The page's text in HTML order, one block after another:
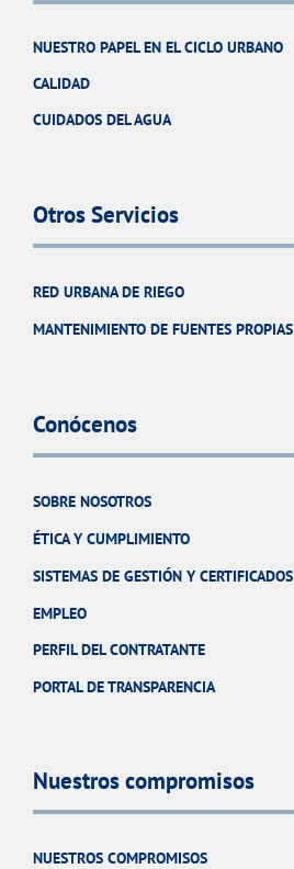
NUESTRO PAPEL EN EL CICLO URBANO
CALIDAD
CUIDADOS DEL AGUA
Otros Servicios
RED URBANA DE RIEGO
MANTENIMIENTO DE FUENTES PROPIAS
Conócenos
SOBRE NOSOTROS
ÉTICA Y CUMPLIMIENTO
SISTEMAS DE GESTIÓN Y CERTIFICADOS
EMPLEO
PERFIL DEL CONTRATANTE
PORTAL DE TRANSPARENCIA
Nuestros compromisos
NUESTROS COMPROMISOS